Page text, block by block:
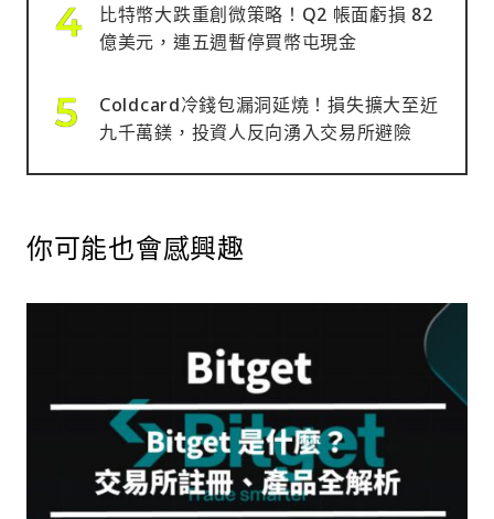
比特幣大跌重創微策略！Q2 帳面虧損 82
億美元，連五週暫停買幣屯現金
Coldcard冷錢包漏洞延燒！損失擴大至近
九千萬鎂，投資人反向湧入交易所避險
你可能也會感興趣